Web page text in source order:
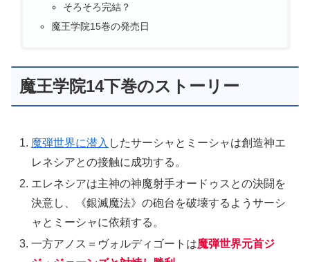
そろそろ完結？
魔王学院15巻の発売日
魔王学院14下巻のストーリー
魔弾世界に潜入 したサーシャとミーシャは創造神エ
レネシアとの接触に成功する。
エレネシアは主神の神魔射手オードゥスとの決闘を
決意し、《銀滅魔法》の砲台を破壊するようサーシ
ャとミーシャに依頼する。
一方アノス＝ヴォルディゴートは魔弾世界元首ジ